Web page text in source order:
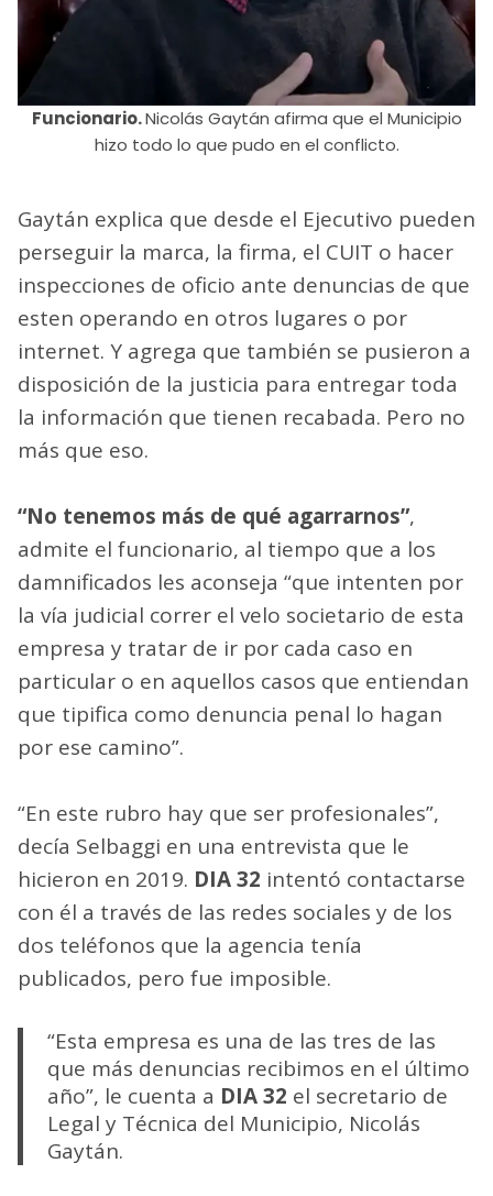
Funcionario.Nicolás Gaytán afirma que el Municipio
hizo todo lo que pudo en el conflicto.
Gaytán explica que desde el Ejecutivo pueden
perseguir la marca, la firma, el CUIT o hacer
inspecciones de oficio ante denuncias de que
esten operando en otros lugares o por
internet. Y agrega que también se pusieron a
disposición de la justicia para entregar toda
la información que tienen recabada. Pero no
más que eso.
“No tenemos más de qué agarrarnos”,
admite el funcionario, al tiempo que a los
damnificados les aconseja “que intenten por
la vía judicial correr el velo societario de esta
empresa y tratar de ir por cada caso en
particular o en aquellos casos que entiendan
que tipifica como denuncia penal lo hagan
por ese camino”.
“En este rubro hay que ser profesionales”,
decía Selbaggi en una entrevista que le
hicieron en 2019. DIA 32 intentó contactarse
con él a través de las redes sociales y de los
dos teléfonos que la agencia tenía
publicados, pero fue imposible.
“Esta empresa es una de las tres de las
que más denuncias recibimos en el último
año”, le cuenta a DIA 32 el secretario de
Legal y Técnica del Municipio, Nicolás
Gaytán.